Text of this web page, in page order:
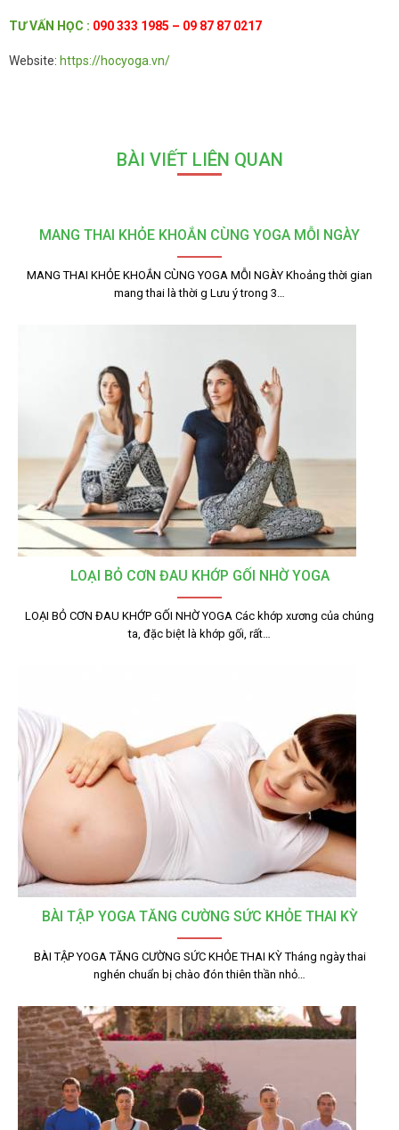
TƯVẤN HỌC : 090 333 1985 – 09 87 87 0217
Website: https://hocyoga.vn/
BÀI VIẾT LIÊN QUAN
MANG THAI KHỎE KHOẮN CÙNG YOGA MỖI NGÀY
MANG THAI KHỎE KHOẮN CÙNG YOGA MỖI NGÀY Khoảng thời gian
mang thai là thời g Lưu ý trong 3…
LOẠI BỎ CƠN ĐAU KHỚP GỐI NHỜ YOGA
LOẠI BỎ CƠN ĐAU KHỚP GỐI NHỜ YOGA Các khớp xương của chúng
ta, đặc biệt là khớp gối, rất…
BÀI TẬP YOGA TĂNG CƯỜNG SỨC KHỎE THAI KỲ
BÀI TẬP YOGA TĂNG CƯỜNG SỨC KHỎE THAI KỲ Tháng ngày thai
nghén chuẩn bị chào đón thiên thần nhỏ…